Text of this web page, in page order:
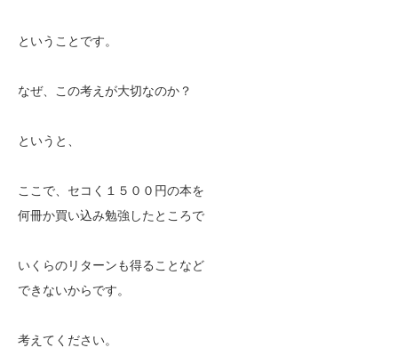
ということです。
なぜ、この考えが大切なのか？
というと、
ここで、セコく１５００円の本を
何冊か買い込み勉強したところで
いくらのリターンも得ることなど
できないからです。
考えてください。